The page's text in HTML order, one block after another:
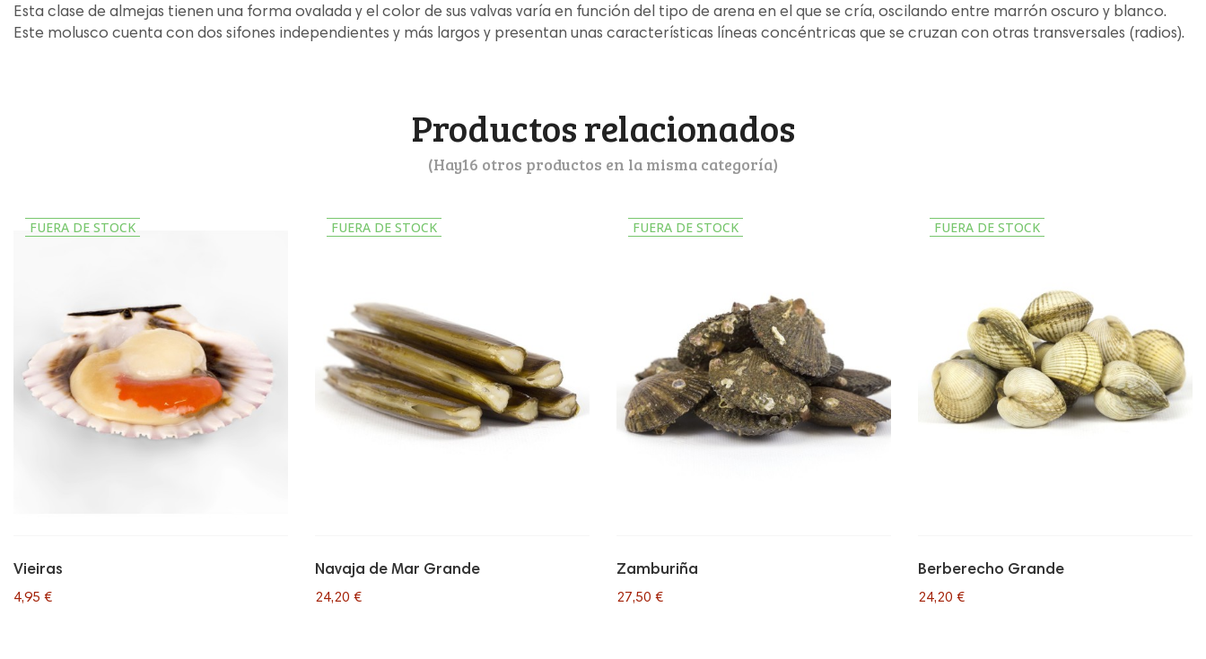
Esta clase de almejas tienen una forma ovalada y el color de sus valvas varía en función del tipo de arena en el que se cría, oscilando entre marrón oscuro y blanco.
Este molusco cuenta con dos sifones independientes y más largos y presentan unas características líneas concéntricas que se cruzan con otras transversales (radios).
Productos relacionados
(Hay16 otros productos en la misma categoría)
FUERA DE STOCK
Vieiras
4,95 €
FUERA DE STOCK
Navaja de Mar Grande
24,20 €
FUERA DE STOCK
Zamburiña
27,50 €
FUERA DE STOCK
Berberecho Grande
24,20 €